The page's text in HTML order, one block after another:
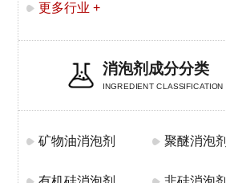
更多行业 +
消泡剂成分分类
INGREDIENT CLASSIFICATION
矿物油消泡剂 聚醚消泡剂